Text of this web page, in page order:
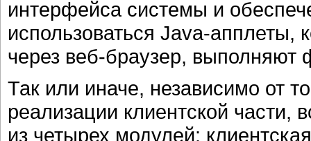
интерфейса системы и
использоваться Java-апплеты,
через веб-браузер, выполняют
Так или иначе, независимо от
реализации клиентской части,
из четырех модулей: